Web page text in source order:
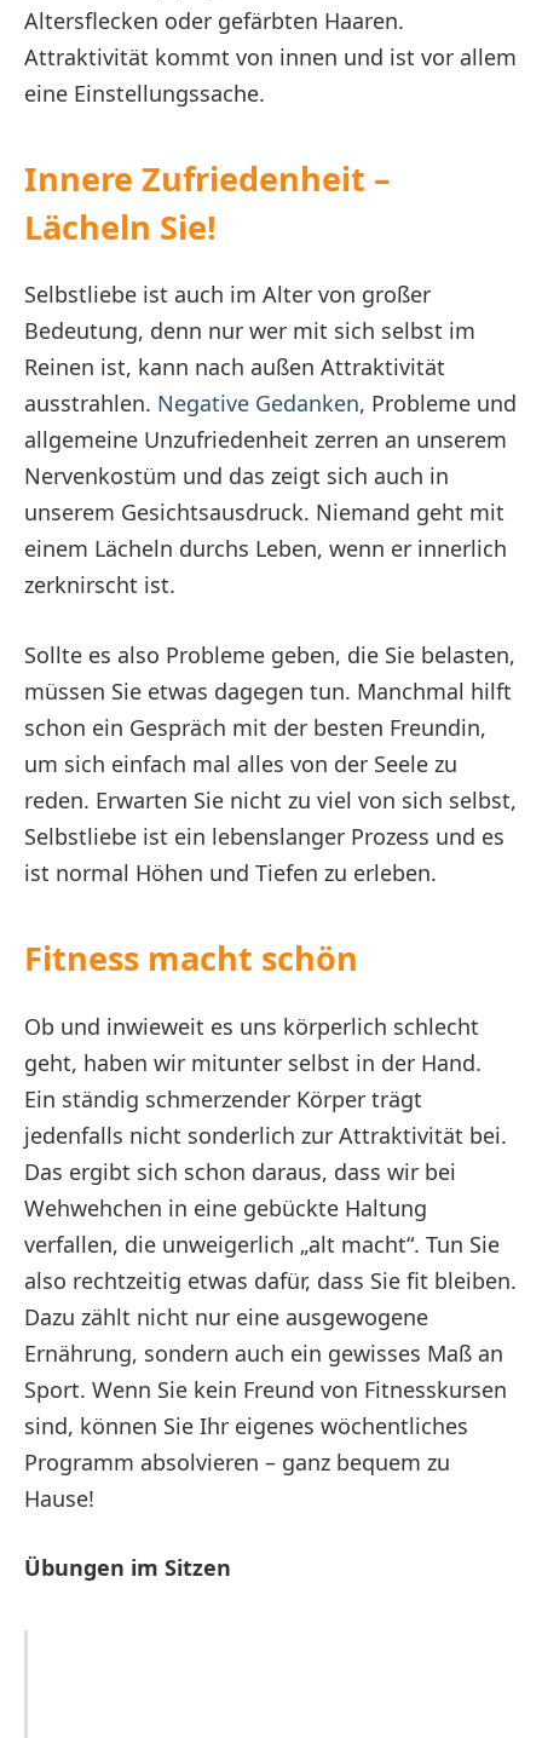
Altersflecken oder gefärbten Haaren.
Attraktivität kommt von innen und ist vor allem
eine Einstellungssache.
Innere Zufriedenheit –
Lächeln Sie!
Selbstliebe ist auch im Alter von großer
Bedeutung, denn nur wer mit sich selbst im
Reinen ist, kann nach außen Attraktivität
ausstrahlen. Negative Gedanken, Probleme und
allgemeine Unzufriedenheit zerren an unserem
Nervenkostüm und das zeigt sich auch in
unserem Gesichtsausdruck. Niemand geht mit
einem Lächeln durchs Leben, wenn er innerlich
zerknirscht ist.
Sollte es also Probleme geben, die Sie belasten,
müssen Sie etwas dagegen tun. Manchmal hilft
schon ein Gespräch mit der besten Freundin,
um sich einfach mal alles von der Seele zu
reden. Erwarten Sie nicht zu viel von sich selbst,
Selbstliebe ist ein lebenslanger Prozess und es
ist normal Höhen und Tiefen zu erleben.
Fitness macht schön
Ob und inwieweit es uns körperlich schlecht
geht, haben wir mitunter selbst in der Hand.
Ein ständig schmerzender Körper trägt
jedenfalls nicht sonderlich zur Attraktivität bei.
Das ergibt sich schon daraus, dass wir bei
Wehwehchen in eine gebückte Haltung
verfallen, die unweigerlich „alt macht“. Tun Sie
also rechtzeitig etwas dafür, dass Sie fit bleiben.
Dazu zählt nicht nur eine ausgewogene
Ernährung, sondern auch ein gewisses Maß an
Sport. Wenn Sie kein Freund von Fitnesskursen
sind, können Sie Ihr eigenes wöchentliches
Programm absolvieren – ganz bequem zu
Hause!
Übungen im Sitzen